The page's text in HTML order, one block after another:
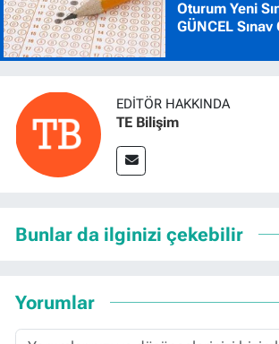
Oturum Yeni
GÜNCEL
EDITÖR HAKKINDA
TE Bilişim
Bunlar da ilginizi çekebilir
Yorumlar